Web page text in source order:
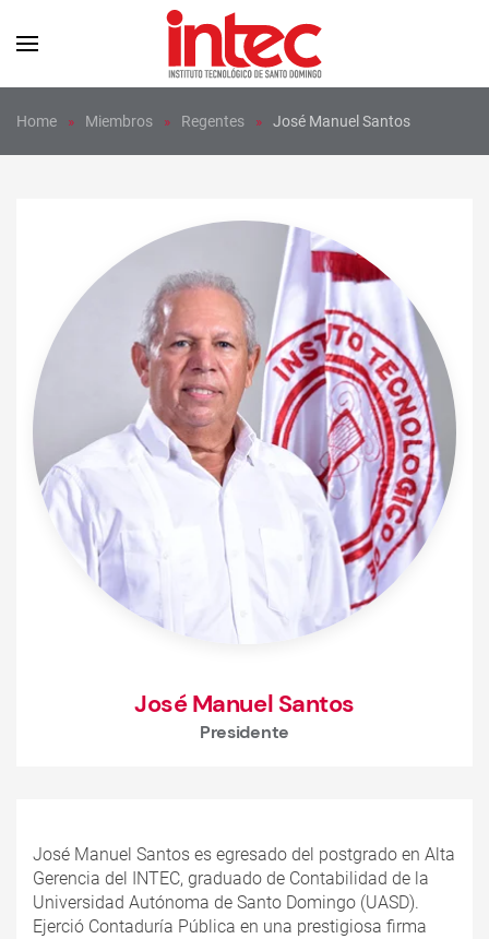
Skip to main content
Home Miembros Regentes José Manuel Santos
José Manuel Santos
Presidente
José Manuel Santos es egresado del postgrado en Alta
Gerencia del INTEC, graduado de Contabilidad de la
Universidad Autónoma de Santo Domingo (UASD).
Ejerció Contaduría Pública en una prestigiosa firma